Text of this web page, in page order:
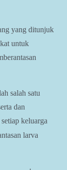
yang ditunjuk
untuk
salah satu
dan
keluarga
larva